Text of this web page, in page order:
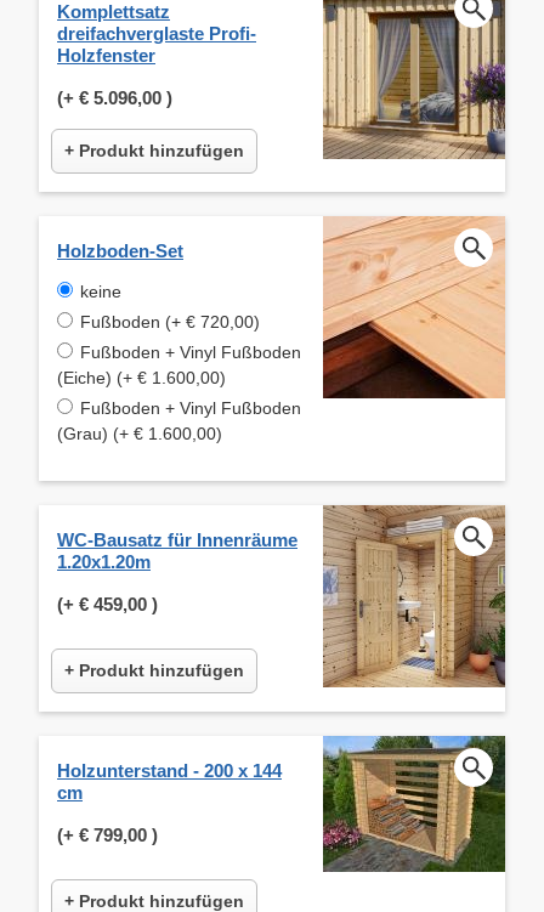
Komplettsatz
dreifachverglaste Profi-
Holzfenster
(+ € 5.096,00 )
+ Produkt hinzufügen
Holzboden-Set
keine
Fußboden (+ € 720,00)
Fußboden + Vinyl Fußboden
(Eiche) (+ € 1.600,00)
Fußboden + Vinyl Fußboden
(Grau) (+ € 1.600,00)
WC-Bausatz für Innenräume
1.20x1.20m
(+ € 459,00 )
+ Produkt hinzufügen
Holzunterstand - 200 x 144
cm
(+ € 799,00 )
+ Produkt hinzufügen